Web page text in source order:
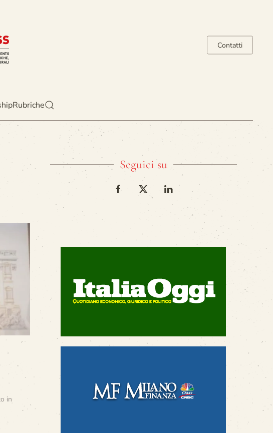
Contatti
Rubriche
in
Seguici su